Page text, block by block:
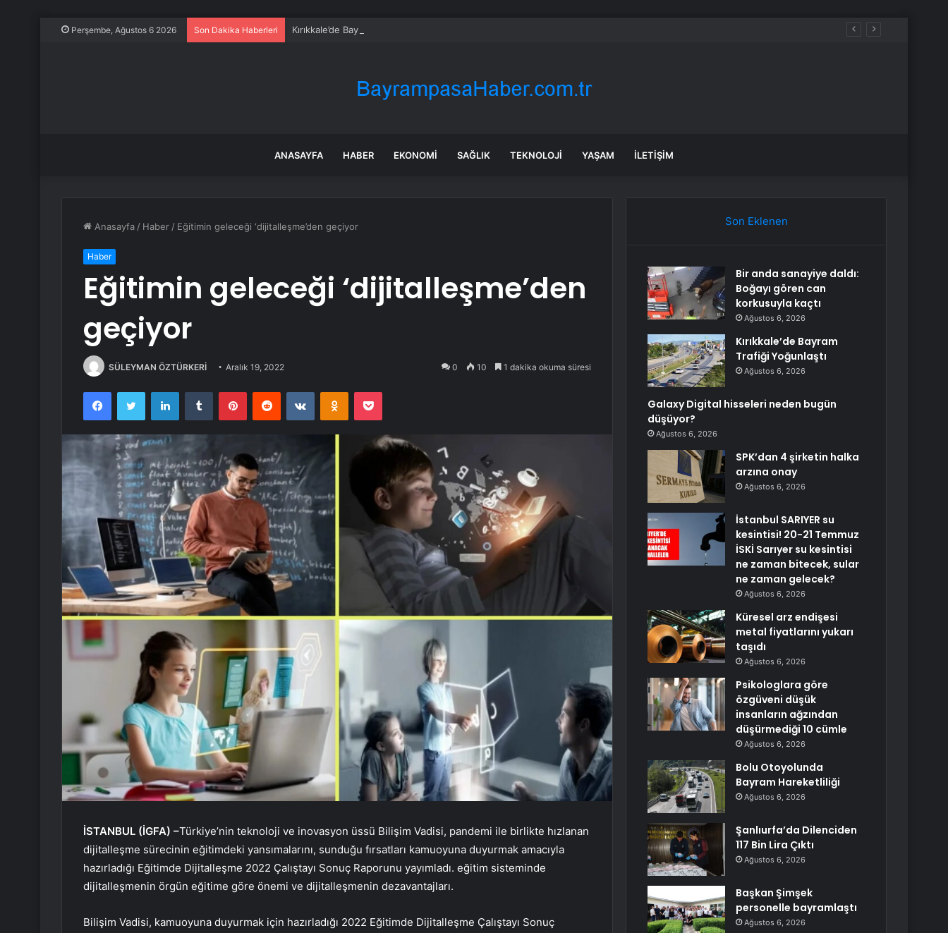
Perşembe, Ağustos 6 2026 Son Dakika Haberleri Kırıkkale’de Bayram Trafiği Yoğunlaştı
ANASAYFA HABER EKONOMI SAĞLIK TEKNOLOJI YAŞAM İLETIŞIM
Anasayfa / Haber / Eğitimin geleceği ‘dijitalleşme’den geçiyor
Haber
Eğitimin geleceği ‘dijitalleşme’den
geçiyor
SÜLEYMAN ÖZTÜRKERİ Aralık 19, 2022 0 10 1 dakika okuma süresi
FacebookTwitter LinkedInTumblr PinterestReddit VKontakteOdnoklassniki
Pocket
İSTANBUL (İGFA) –Türkiye’nin teknoloji ve inovasyon üssü Bilişim Vadisi, pandemi ile birlikte hızlanan
dijitalleşme sürecinin eğitimdeki yansımalarını, sunduğu fırsatları kamuoyuna duyurmak amacıyla
hazırladığı Eğitimde Dijitalleşme 2022 Çalıştayı Sonuç Raporunu yayımladı. eğitim sisteminde
dijitalleşmenin örgün eğitime göre önemi ve dijitalleşmenin dezavantajları.
Bilişim Vadisi, kamuoyuna duyurmak için hazırladığı 2022 Eğitimde Dijitalleşme Çalıştayı Sonuç
Son Eklenen
Bir anda sanayiye daldı:
Boğayı gören can
korkusuyla kaçtı
Ağustos 6, 2026
Kırıkkale’de Bayram
Trafiği Yoğunlaştı
Ağustos 6, 2026
Galaxy Digital hisseleri neden bugün
düşüyor?
Ağustos 6, 2026
SPK’dan 4 şirketin halka
arzına onay
Ağustos 6, 2026
İstanbul SARIYER su
kesintisi! 20-21 Temmuz
İSKİ Sarıyer su kesintisi
ne zaman bitecek, sular
ne zaman gelecek?
Ağustos 6, 2026
Küresel arz endişesi
metal fiyatlarını yukarı
taşıdı
Ağustos 6, 2026
Psikologlara göre
özgüveni düşük
insanların ağzından
düşürmediği 10 cümle
Ağustos 6, 2026
Bolu Otoyolunda
Bayram Hareketliliği
Ağustos 6, 2026
Şanlıurfa’da Dilenciden
117 Bin Lira Çıktı
Ağustos 6, 2026
Başkan Şimşek
personelle bayramlaştı
Ağustos 6, 2026